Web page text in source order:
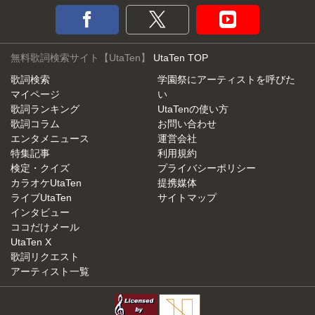
無料歌詞検索サイト【UtaTen】 UtaTen TOP
歌詞検索
マイページ
歌詞ランキング
歌詞コラム
エンタメニュース
特集記事
検定・クイズ
カラオケUtaTen
ライブUtaTen
インタビュー
ココだけメール
UtaTen X
歌詞リクエスト
アーティスト一覧
学園祭にアーティストを呼びた
い
UtaTenの使い方
お問い合わせ
運営会社
利用規約
プライバシーポリシー
提携媒体
サイトマップ